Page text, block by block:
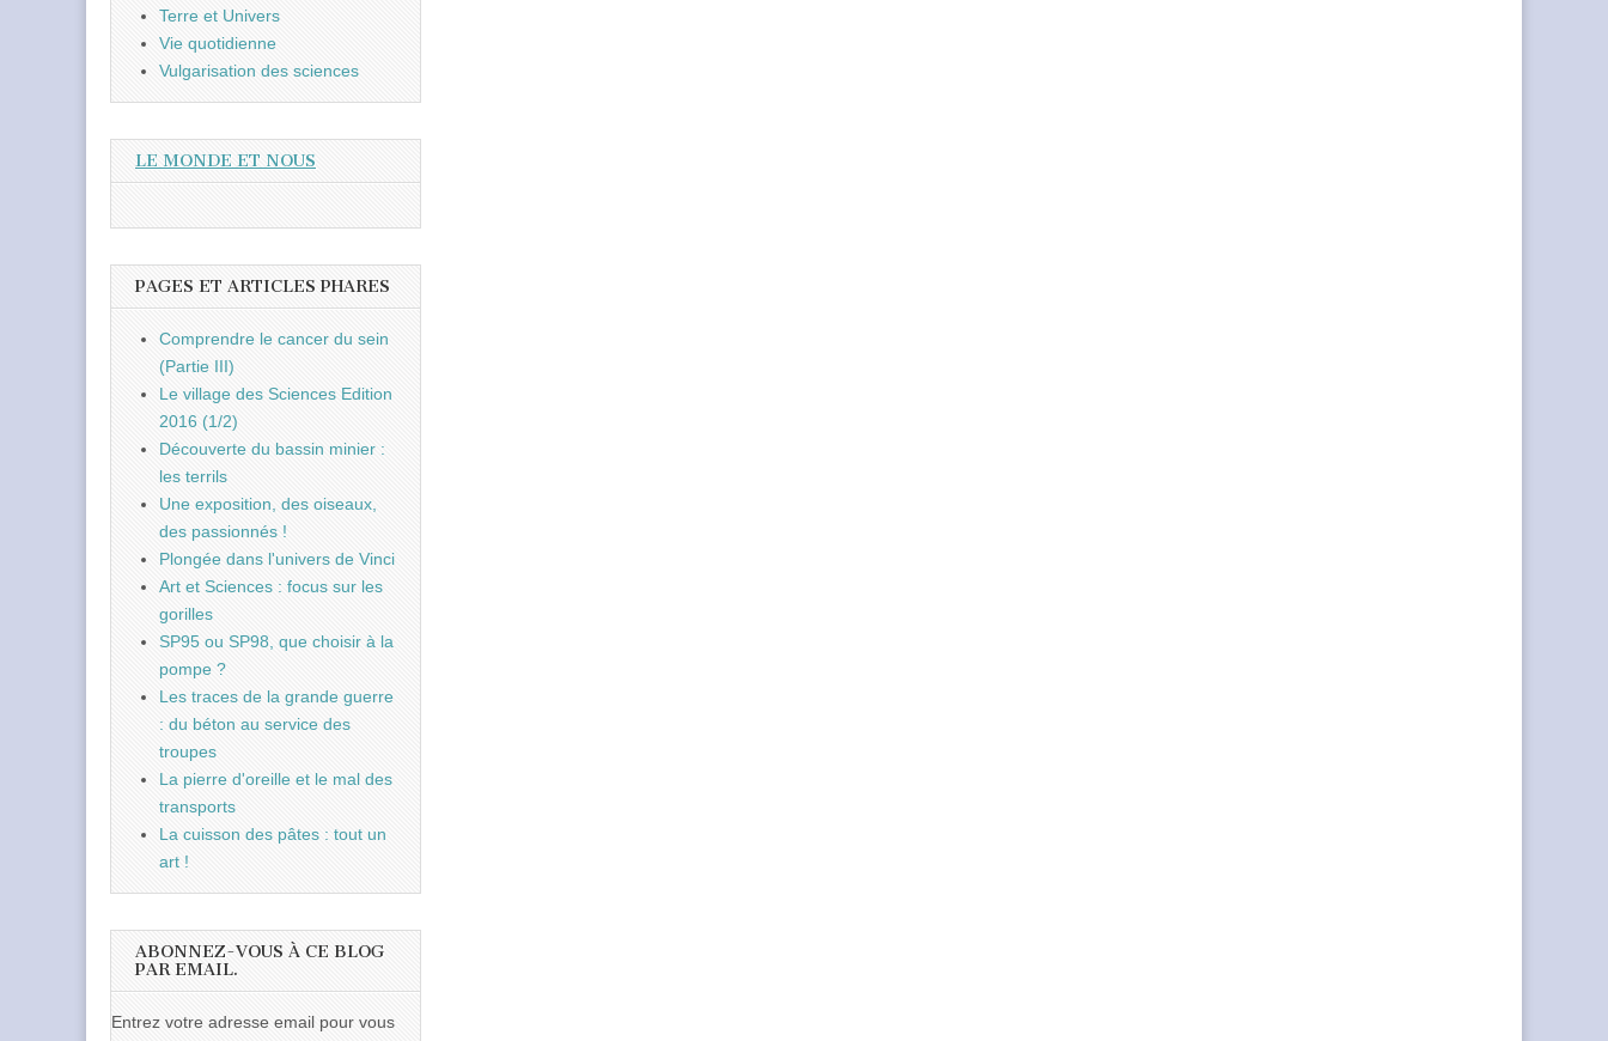
Terre et Univers
Vie quotidienne
Vulgarisation des sciences
LE MONDE ET NOUS
PAGES ET ARTICLES PHARES
Comprendre le cancer du sein
(Partie III)
Le village des Sciences Edition
2016 (1/2)
Découverte du bassin minier :
les terrils
Une exposition, des oiseaux,
des passionnés !
Plongée dans l'univers de Vinci
Art et Sciences : focus sur les
gorilles
SP95 ou SP98, que choisir à la
pompe ?
Les traces de la grande guerre
: du béton au service des
troupes
La pierre d'oreille et le mal des
transports
La cuisson des pâtes : tout un
art !
ABONNEZ-VOUS À CE BLOG
PAR EMAIL.
Entrez votre adresse email pour vous